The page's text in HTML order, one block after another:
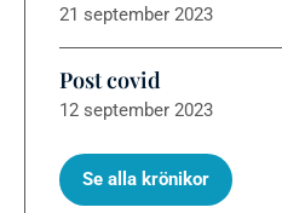
21 september 2023
Post covid
12 september 2023
Se alla krönikor